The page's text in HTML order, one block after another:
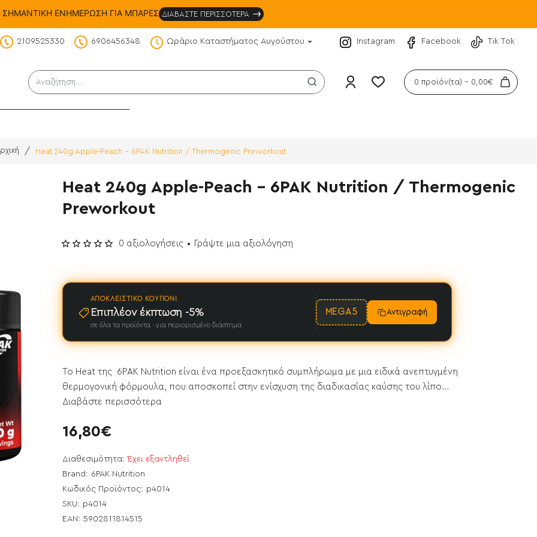
ΣΗΜΑΝΤΙΚΗ ΕΝΗΜΕΡΩΣΗ ΓΙΑ ΜΠΑΡΕΣ ΔΙΑΒΑΣΤΕ ΠΕΡΙΣΣΟΤΕΡΑ
2109525330 6906456348 Ωράριο Καταστήματος Αυγούστου Instagram Facebook Tik Tok
Αναζήτηση... 0 προϊόν(τα) - 0,00€
Heat 240g Apple-Peach - 6PAK Nutrition / Thermogenic Preworkout
Heat 240g Apple-Peach - 6PAK Nutrition / Thermogenic
Preworkout
ΑΠΟΚΛΕΙΣΤΙΚΌ ΚΟΥΠΌΝΙ
Επιπλέον έκπτωση -5%
σε όλα τα προϊόντα · για περιορισμένο διάστημα
MEGA5 Αντιγραφή
To Heat της 6PAK Nutrition είναι ένα προεξασκητικό συμπλήρωμα με μια ειδικά ανεπτυγμένη
θερμογονική φόρμουλα, που αποσκοπεί στην ενίσχυση της διαδικασίας καύσης του λίπο...
Διαβάστε περισσότερα
Διαθεσιμότητα: Έχει εξαντληθεί
Brand: 6PAK Nutrition
Κωδικός Προϊόντος: p4014
SKU: p4014
EAN: 5902811814515
0 αξιολογήσεις • Γράψτε μια αξιολόγηση
16,80€